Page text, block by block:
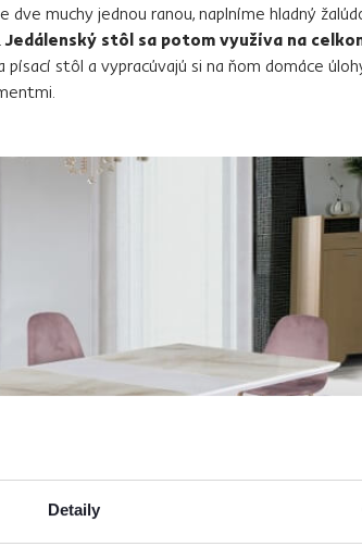
Detaily
dve muchy jednou ranou, naplníme hladný
Jedálenský stôl sa potom využíva na
stôl a vypracúvajú si na ňom domáce